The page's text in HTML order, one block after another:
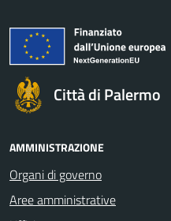
Città di Palermo
AMMINISTRAZIONE
Organi di governo
Aree amministrative